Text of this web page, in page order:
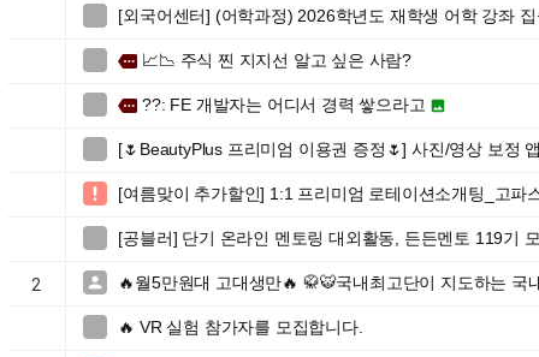
[외국어센터] (어학과정) 2026학년도 재학생 어학 강좌
more 📈📉 주식 찐 지지선 알고 싶은 사람?
more ??: FE 개발자는 어디서 경력 쌓으라고 
[🌷BeautyPlus 프리미엄 이용권 증정🌷] 사진/영상 보정
 [여름맞이 추가할인] 1:1 프리미엄 로테이션소개팅_고파
[공블러] 단기 온라인 멘토링 대외활동, 든든멘토 119기
2  🔥월5만원대 고대생만🔥 🥋🐯국내최고단이 지도하는
🔥 VR 실험 참가자를 모집합니다.